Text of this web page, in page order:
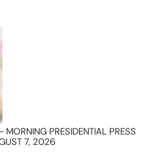
PRESIDENTIAL PRESS
7, 2026